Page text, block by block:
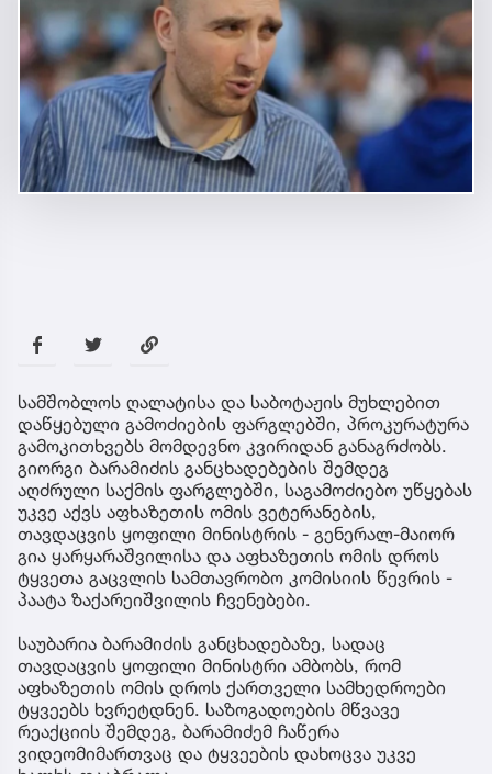
სამშობლოს ღალატისა და საბოტაჟის მუხლებით
დაწყებული გამოძიების ფარგლებში, პროკურატურა
გამოკითხვებს მომდევნო კვირიდან განაგრძობს.
გიორგი ბარამიძის განცხადებების შემდეგ
აღძრული საქმის ფარგლებში, საგამოძიებო უწყებას
უკვე აქვს აფხაზეთის ომის ვეტერანების,
თავდაცვის ყოფილი მინისტრის - გენერალ-მაიორ
გია ყარყარაშვილისა და აფხაზეთის ომის დროს
ტყვეთა გაცვლის სამთავრობო კომისიის წევრის -
პაატა ზაქარეიშვილის ჩვენებები.
საუბარია ბარამიძის განცხადებაზე, სადაც
თავდაცვის ყოფილი მინისტრი ამბობს, რომ
აფხაზეთის ომის დროს ქართველი სამხედროები
ტყვეებს ხვრეტდნენ. საზოგადოების მწვავე
რეაქციის შემდეგ, ბარამიძემ ჩაწერა
ვიდეომიმართვაც და ტყვეების დახოცვა უკვე